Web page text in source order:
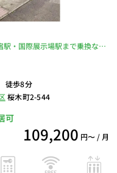
・国際展示場駅まで乗換なし
あるお部屋■選べるWi-Fi格安
徒歩8分
桜木町2-544
可
109,200 円〜 / 月